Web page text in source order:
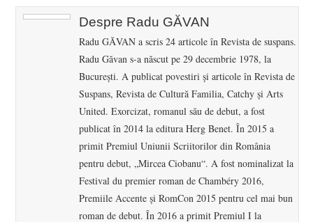
Despre Radu GĂVAN
Radu GĂVAN a scris 24 articole în Revista de suspans.
Radu Găvan s-a născut pe 29 decembrie 1978, la
Bucureşti. A publicat povestiri și articole în Revista de
Suspans, Revista de Cultură Familia, Catchy și Arts
United. Exorcizat, romanul său de debut, a fost
publicat în 2014 la editura Herg Benet. În 2015 a
primit Premiul Uniunii Scriitorilor din România
pentru debut, „Mircea Ciobanu“. A fost nominalizat la
Festival du premier roman de Chambéry 2016,
Premiile Accente și RomCon 2015 pentru cel mai bun
roman de debut. În 2016 a primit Premiul I la